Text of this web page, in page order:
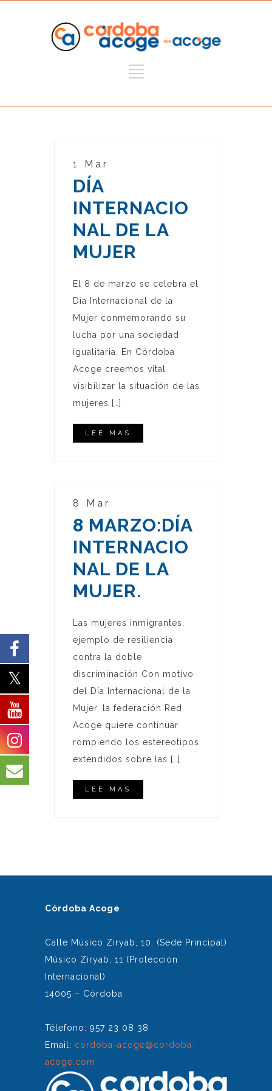
1 Mar
DÍA
INTERNACIO
NAL DE LA
MUJER
El 8 de marzo se celebra el
Día Internacional de la
Mujer conmemorando su
lucha por una sociedad
igualitaria. En Córdoba
Acoge creemos vital
visibilizar la situación de las
mujeres […]
LEE MAS
8 Mar
8 MARZO:DÍA
INTERNACIO
NAL DE LA
MUJER.
Las mujeres inmigrantes,
ejemplo de resiliencia
contra la doble
discriminación Con motivo
del Día Internacional de la
Mujer, la federación Red
Acoge quiere continuar
rompiendo los estereotipos
extendidos sobre las […]
LEE MAS
Córdoba Acoge
Calle Músico Ziryab, 10. (Sede Principal)
Músico Ziryab, 11 (Protección
Internacional)
14005 – Córdoba
Télefono: 957 23 08 38
Email: cordoba-acoge@cordoba-
acoge.com